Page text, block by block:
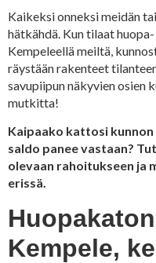
Kaikeksi onneksi meidän
hätkähdä. Kun tilaat
Kempeleellä meiltä,
räystään rakenteet
savupiipun näkyvien osien
mutkitta!
Kaipaako kattosi
saldo panee vastaan?
olevaan rahoitukseen ja
erissä.
Kempele,